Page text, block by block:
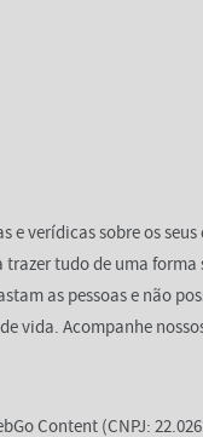
e verídicas sobre os
tudo de uma
as pessoas e não
vida. Acompanhe
Content (CNPJ: